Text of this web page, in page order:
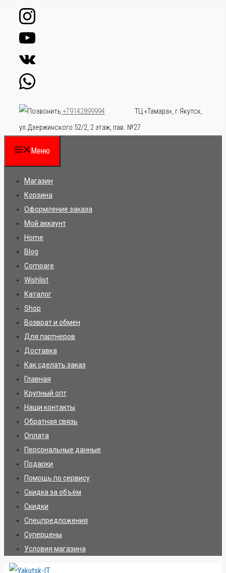
Перейти
содержимому
+79142899994
ТЦ «Тамара», г.Якутск,
ул.Дзержинского 52/2, 2 этаж, пав. №27
Меню
Магазин
Корзина
Оформление заказа
Мой аккаунт
Home
Blog
Compare
Wishlist
Каталог
Shop
Возврат и обмен
Для партнеров
Доставка
Как сделать заказ
Главная
Крупный опт
Наши контакты
Обратная связь
Оплата
Персональные данные
Подарки
Помощь по сервису
Скидка за объём
Скидки
Спецпредложения
Суперцены
Условия магазина